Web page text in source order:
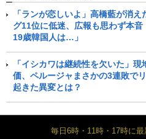
「ランが恋しいよ」高橋藍が消
グ11位に低迷、広報も思わず本
19歳韓国人は…」
「イシカワは継続性を欠いた」
価、ペルージャまさかの3連敗で
起きた異変とは？
毎日6時・11時・17時に